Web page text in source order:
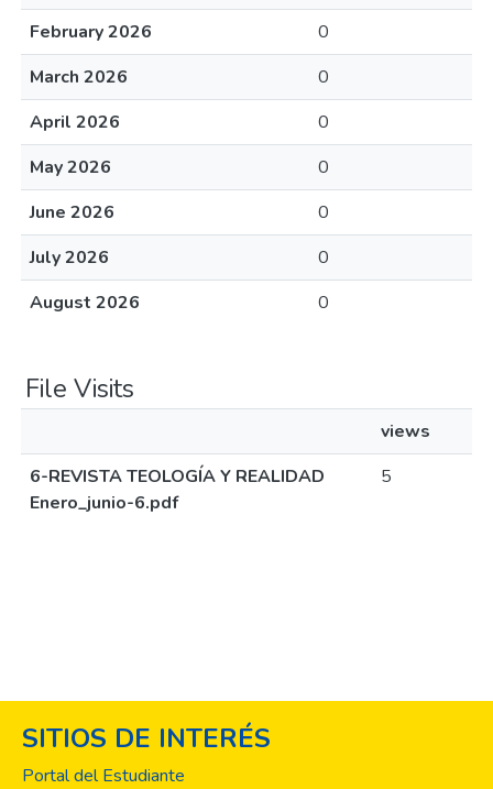
February 2026
0
March 2026
0
April 2026
0
May 2026
0
June 2026
0
July 2026
0
August 2026
0
File Visits
views
6-REVISTA TEOLOGÍA Y REALIDAD
Enero_junio-6.pdf
5
SITIOS DE INTERÉS
Portal del Estudiante